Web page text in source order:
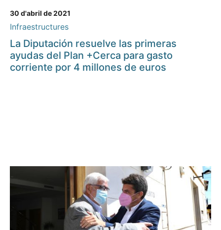
30 d'abril de 2021
Infraestructures
La Diputación resuelve las primeras
ayudas del Plan +Cerca para gasto
corriente por 4 millones de euros